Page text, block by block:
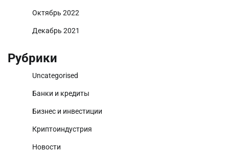
Октябрь 2022
Декабрь 2021
Рубрики
Uncategorised
Банки и кредиты
Бизнес и инвестиции
Криптоиндустрия
Новости